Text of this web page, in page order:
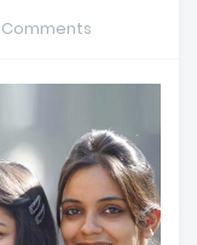
Comments